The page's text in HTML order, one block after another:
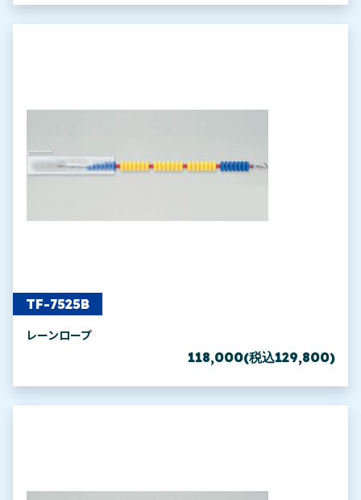
TF-7525B
レーンロープ
118,000(税込129,800)